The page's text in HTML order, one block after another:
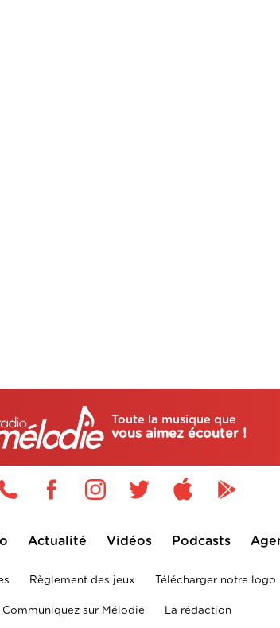
Toute la musique que
vous aimez écouter !
Actualité Vidéos Podcasts
Règlement des jeux Télécharger notre logo
Communiquez sur Mélodie La rédaction